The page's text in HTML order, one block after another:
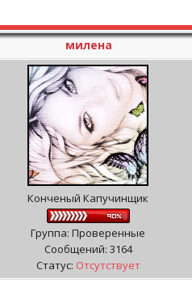
милена
Конченый Капучинщик
Группа: Проверенные
Сообщений: 3164
Статус: Отсутствует